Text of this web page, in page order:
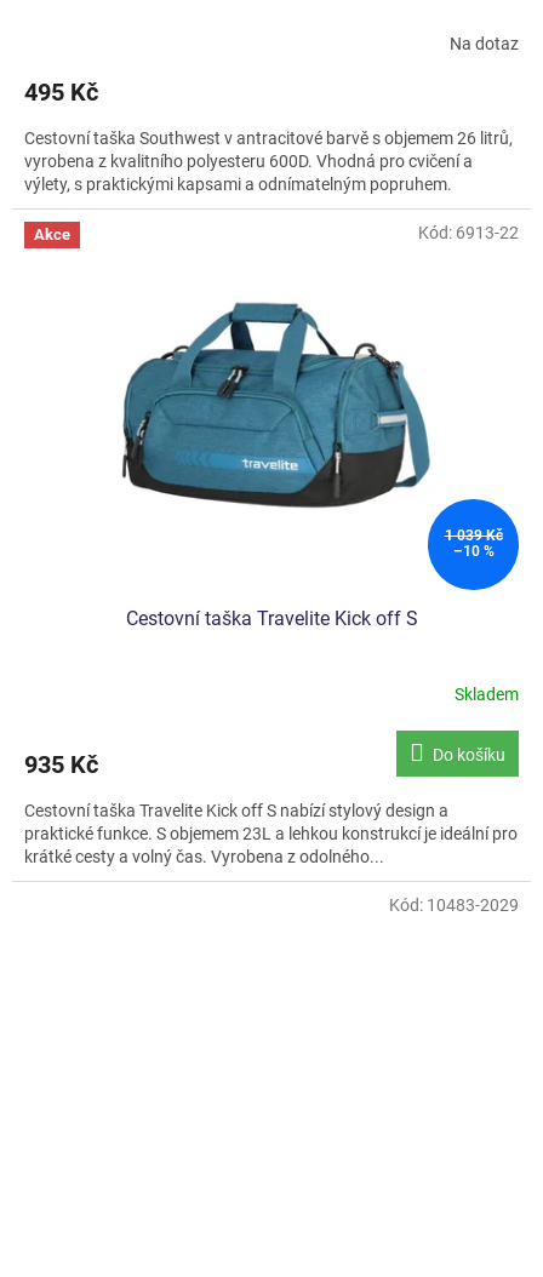
Na dotaz
495 Kč
Cestovní taška Southwest v antracitové barvě s objemem 26 litrů,
vyrobena z kvalitního polyesteru 600D. Vhodná pro cvičení a
výlety, s praktickými kapsami a odnímatelným popruhem.
Akce
1 039 Kč
–10 %
Cestovní taška Travelite Kick off S
je
z
5
hvězdiček.
Skladem
935 Kč Do košíku
Cestovní taška Travelite Kick off S nabízí stylový design a
praktické funkce. S objemem 23L a lehkou konstrukcí je ideální pro
krátké cesty a volný čas. Vyrobena z odolného...
Kód: 6913-22
Kód: 10483-2029